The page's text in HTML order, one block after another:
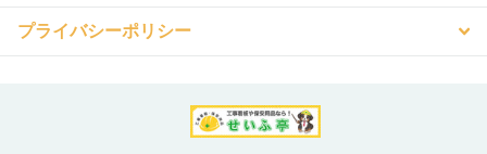
プライバシーポリシー